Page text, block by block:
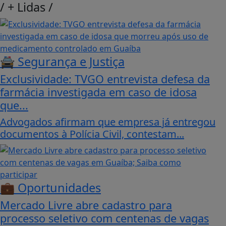
/ + Lidas /
🚔 Segurança e Justiça
Exclusividade: TVGO entrevista defesa da
farmácia investigada em caso de idosa
que...
Advogados afirmam que empresa já entregou
documentos à Polícia Civil, contestam...
💼 Oportunidades
Mercado Livre abre cadastro para
processo seletivo com centenas de vagas